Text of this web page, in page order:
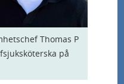
1-diabetes
utredningar
av typ 2-diabetes
Thomas P
på